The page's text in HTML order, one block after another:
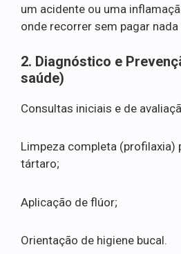
um acidente ou uma
onde recorrer sem pagar
2. Diagnóstico e
saúde)
Consultas iniciais e de
Limpeza completa (profilaxia)
tártaro;
Aplicação de flúor;
Orientação de higiene bucal.